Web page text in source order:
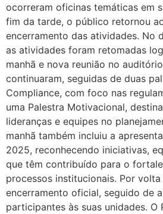
ocorreram oficinas temáticas em
fim da tarde, o público retornou
encerramento das atividades. No
as atividades foram retomadas
manhã e nova reunião no
continuaram, seguidas de duas
Compliance, com foco nas
uma Palestra Motivacional,
lideranças e equipes no
manhã também incluiu a
2025, reconhecendo iniciativas,
que têm contribuído para o
processos institucionais. Por
encerramento oficial, seguido de
participantes às suas unidades. O